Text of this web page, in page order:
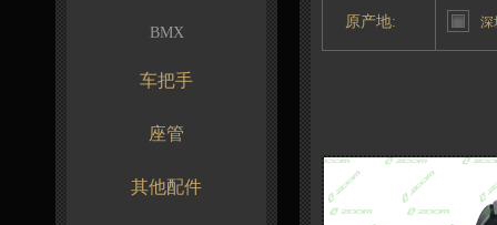
BMX
车把手
座管
其他配件
原产地: 深